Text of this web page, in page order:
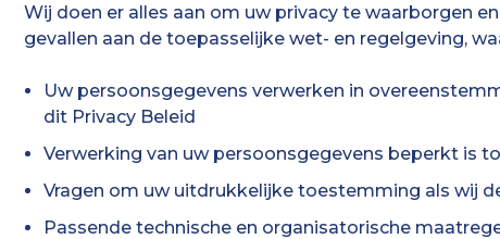
Wij doen er alles aan om uw privacy te waarborgen
gevallen aan de toepasselijke wet- en regelgeving,
Uw persoonsgegevens verwerken in
dit Privacy Beleid
Verwerking van uw persoonsgegevens beperkt is
Vragen om uw uitdrukkelijke toestemming als wij
Passende technische en organisatorische